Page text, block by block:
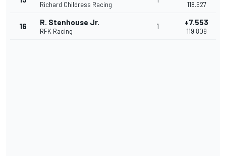
Richard Childress Racing 118.627
16 R. Stenhouse Jr.
RFK Racing
1 +7.553
119.809